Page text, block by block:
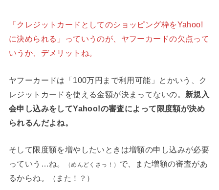
「クレジットカードとしてのショッピング枠をYahoo!
に決められる」っていうのが、ヤフーカードの欠点って
いうか、デメリットね。
ヤフーカードは「100万円まで利用可能」とかいう、ク
レジットカードを使える金額が決まってないの。 新規入
会申し込みをしてYahoo!の審査によって限度額が決め
られるんだよね。
そして限度額を増やしたいときは増額の申し込みが必要
っていう…ね。
（めんどくさっ！）
で、また増額の審査があ
るからね。
（また！？）